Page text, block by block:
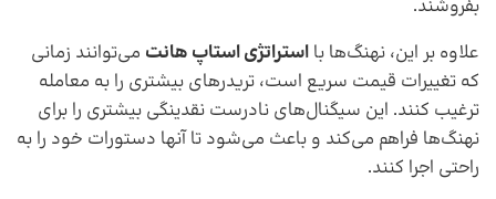
بفروشند.
علاوه بر این، نهنگ‌ها با استراتژی استاپ هانت می‌توانند زمانی
که تغییرات قیمت سریع است، تریدرهای بیشتری را به معامله
ترغیب کنند. این سیگنال‌های نادرست نقدینگی بیشتری را برای
نهنگ‌ها فراهم می‌کند و باعث می‌شود تا آنها دستورات خود را به
راحتی اجرا کنند.